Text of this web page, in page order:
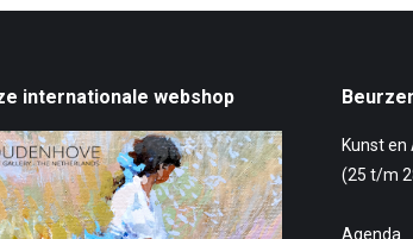
internationale webshop
Kunst
(25 t/m
Agenda